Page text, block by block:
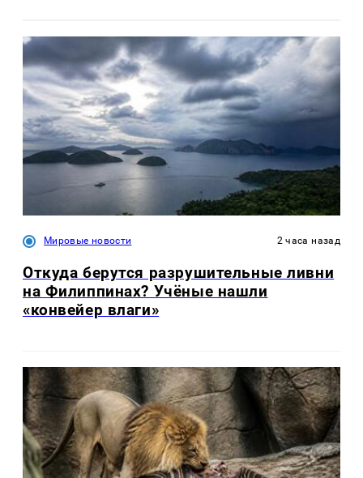
Мировые новости 2 часа назад
Откуда берутся разрушительные ливни
на Филиппинах? Учёные нашли
«конвейер влаги»